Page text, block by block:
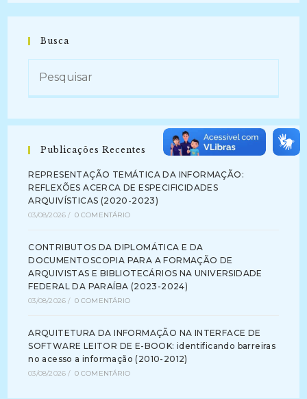
Busca
Publicações Recentes
REPRESENTAÇÃO TEMÁTICA DA INFORMAÇÃO:
REFLEXÕES ACERCA DE ESPECIFICIDADES
ARQUIVÍSTICAS (2020-2023)
03/08/2026 / 0 COMENTÁRIO
CONTRIBUTOS DA DIPLOMÁTICA E DA
DOCUMENTOSCOPIA PARA A FORMAÇÃO DE
ARQUIVISTAS E BIBLIOTECÁRIOS NA UNIVERSIDADE
FEDERAL DA PARAÍBA (2023-2024)
03/08/2026 / 0 COMENTÁRIO
ARQUITETURA DA INFORMAÇÃO NA INTERFACE DE
SOFTWARE LEITOR DE E-BOOK: identificando barreiras
no acesso a informação (2010-2012)
03/08/2026 / 0 COMENTÁRIO